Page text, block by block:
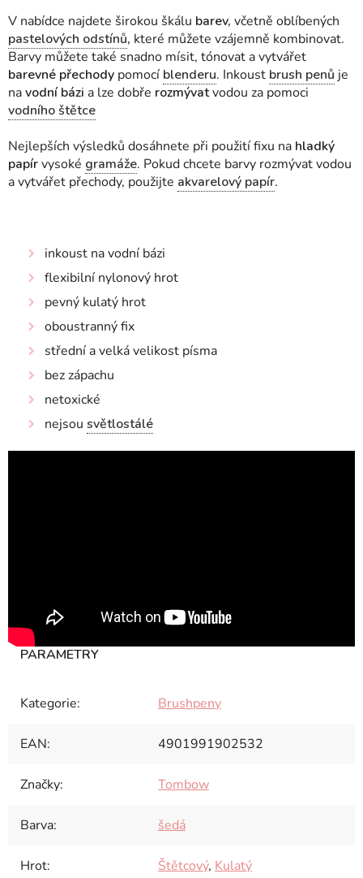
V nabídce najdete širokou škálu barev, včetně oblíbených
pastelových odstínů, které můžete vzájemně kombinovat.
Barvy můžete také snadno mísit, tónovat a vytvářet
barevné přechody pomocí blenderu. Inkoust brush penů je
navodní bázi a lze dobře rozmývatvodou za pomoci
vodního štětce
Nejlepších výsledků dosáhnete při použití fixu na hladký
papírvysoké gramáže. Pokud chcete barvy rozmývat vodou
a vytvářet přechody, použijte akvarelový papír.
inkoust na vodní bázi
flexibilní nylonový hrot
pevný kulatý hrot
oboustranný fix
střední a velká velikost písma
bez zápachu
netoxické
nejsou světlostálé
Kategorie: Brushpeny
EAN: 4901991902532
Značky: Tombow
Barva: šedá
Hrot: Štětcový, Kulatý